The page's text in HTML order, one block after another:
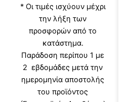
* Οι τιμές ισχύουν μέχρι
την λήξη των
προσφορών από το
κατάστημα.
Παράδοση περίπου 1 με
2 εβδομάδες μετά την
ημερομηνία αποστολής
του προϊόντος